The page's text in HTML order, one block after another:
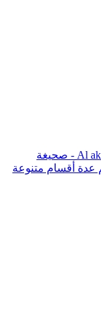
Al akhbar al maghribiya - صحيغة
عدة أقسام متنوعة